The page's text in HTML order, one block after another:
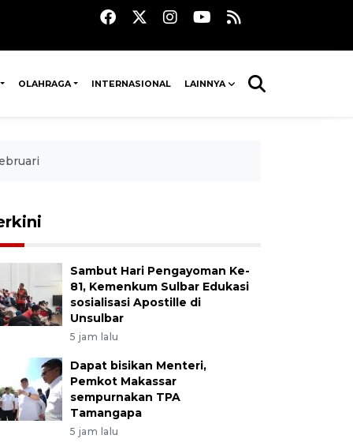
OLAHRAGA INTERNASIONAL LAINNYA
Sambut Hari Pengayoman Ke-
81, Kemenkum Sulbar Edukasi
sosialisasi Apostille di
Unsulbar
5 jam lalu
Dapat bisikan Menteri,
Pemkot Makassar
sempurnakan TPA
Tamangapa
5 jam lalu